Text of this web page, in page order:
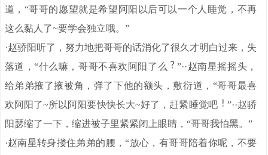
道，“哥哥的愿望就是希望阿阳以后可以一个人睡觉，不再
这么黏人了~要学会独立哦。”
·赵骄阳听了，努力地把哥哥的话消化了很久才明白过来，失
落道，“什么嘛，哥哥不喜欢阿阳了么
”··赵南星摇摇头，
给弟弟掖了掖被角，弹了下他的额头，敷衍道，“哥哥最喜
欢阿阳了~所以阿阳要快快长大~好了，赶紧睡觉吧
”··赵骄
阳瑟缩了一下，缩进被子里紧紧闭上眼睛，“哥哥我怕黑。”
·赵南星转身搂住弟弟的腰，“放心，有哥哥陪着你呢，不要